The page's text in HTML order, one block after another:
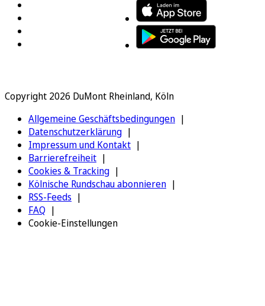
Copyright 2026 DuMont Rheinland, Köln
Allgemeine Geschäftsbedingungen
Datenschutzerklärung
Impressum und Kontakt
Barrierefreiheit
Cookies & Tracking
Kölnische Rundschau abonnieren
RSS-Feeds
FAQ
Cookie-Einstellungen